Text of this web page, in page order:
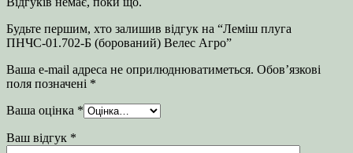
Будьте першим, хто залишив відгук на “Леміш плуга
ПНЧС-01.702-Б (борований) Велес Агро”
Ваша e-mail адреса не оприлюднюватиметься. Обов’язкові
поля позначені *
Ваша оцінка *
Ваш відгук *